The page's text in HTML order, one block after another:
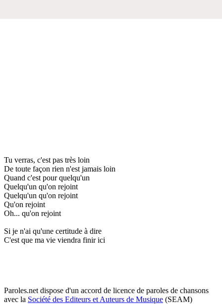
Tu verras, c'est pas très loin
De toute façon rien n'est jamais loin
Quand c'est pour quelqu'un
Quelqu'un qu'on rejoint
Quelqu'un qu'on rejoint
Qu'on rejoint
Oh... qu'on rejoint
Si je n'ai qu'une certitude à dire
C'est que ma vie viendra finir ici
Paroles.net dispose d'un accord de licence de paroles de chansons
avec la Société des Editeurs et Auteurs de Musique (SEAM)